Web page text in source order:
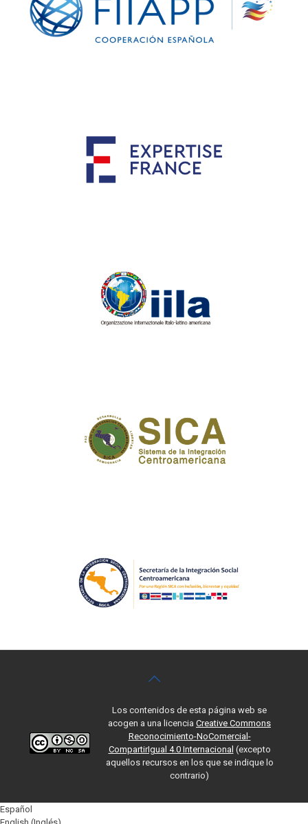
Los contenidos de esta página web se
acogen a una licencia Creative Commons
Reconocimiento-NoComercial-
CompartirIgual 4.0 Internacional (excepto
aquellos recursos en los que se indique lo
contrario)
Español